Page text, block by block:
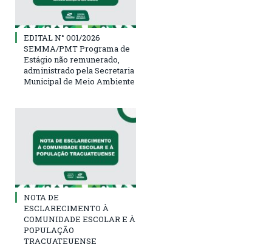
EDITAL N° 001/2026
SEMMA/PMT Programa de
Estágio não remunerado,
administrado pela Secretaria
Municipal de Meio Ambiente
NOTA DE
ESCLARECIMENTO À
COMUNIDADE ESCOLAR E À
POPULAÇÃO
TRACUATEUENSE